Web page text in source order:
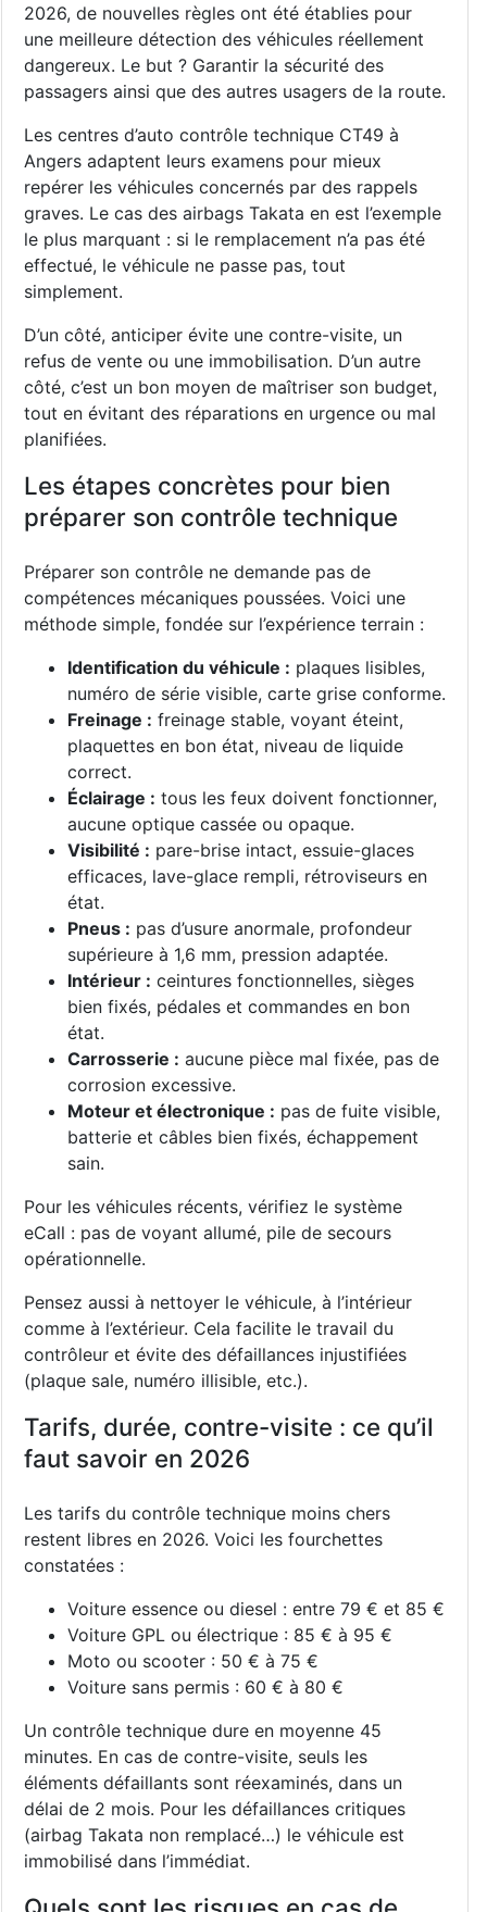
2026, de nouvelles règles ont été établies pour
une meilleure détection des véhicules réellement
dangereux. Le but ? Garantir la sécurité des
passagers ainsi que des autres usagers de la route.
Les centres d’auto contrôle technique CT49 à
Angers adaptent leurs examens pour mieux
repérer les véhicules concernés par des rappels
graves. Le cas des airbags Takata en est l’exemple
le plus marquant : si le remplacement n’a pas été
effectué, le véhicule ne passe pas, tout
simplement.
D’un côté, anticiper évite une contre-visite, un
refus de vente ou une immobilisation. D’un autre
côté, c’est un bon moyen de maîtriser son budget,
tout en évitant des réparations en urgence ou mal
planifiées.
Les étapes concrètes pour bien
préparer son contrôle technique
Préparer son contrôle ne demande pas de
compétences mécaniques poussées. Voici une
méthode simple, fondée sur l’expérience terrain :
Identification du véhicule : plaques lisibles,
numéro de série visible, carte grise conforme.
Freinage : freinage stable, voyant éteint,
plaquettes en bon état, niveau de liquide
correct.
Éclairage : tous les feux doivent fonctionner,
aucune optique cassée ou opaque.
Visibilité : pare-brise intact, essuie-glaces
efficaces, lave-glace rempli, rétroviseurs en
état.
Pneus : pas d’usure anormale, profondeur
supérieure à 1,6 mm, pression adaptée.
Intérieur : ceintures fonctionnelles, sièges
bien fixés, pédales et commandes en bon
état.
Carrosserie : aucune pièce mal fixée, pas de
corrosion excessive.
Moteur et électronique : pas de fuite visible,
batterie et câbles bien fixés, échappement
sain.
Pour les véhicules récents, vérifiez le système
eCall : pas de voyant allumé, pile de secours
opérationnelle.
Pensez aussi à nettoyer le véhicule, à l’intérieur
comme à l’extérieur. Cela facilite le travail du
contrôleur et évite des défaillances injustifiées
(plaque sale, numéro illisible, etc.).
Tarifs, durée, contre-visite : ce qu’il
faut savoir en 2026
Les tarifs du contrôle technique moins chers
restent libres en 2026. Voici les fourchettes
constatées :
Voiture essence ou diesel : entre 79 € et 85 €
Voiture GPL ou électrique : 85 € à 95 €
Moto ou scooter : 50 € à 75 €
Voiture sans permis : 60 € à 80 €
Un contrôle technique dure en moyenne 45
minutes. En cas de contre-visite, seuls les
éléments défaillants sont réexaminés, dans un
délai de 2 mois. Pour les défaillances critiques
(airbag Takata non remplacé…) le véhicule est
immobilisé dans l’immédiat.